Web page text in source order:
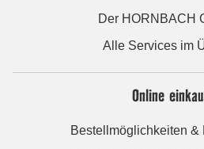
Der HORNBACH
Alle Services im
Online
Bestellmöglichkeiten &